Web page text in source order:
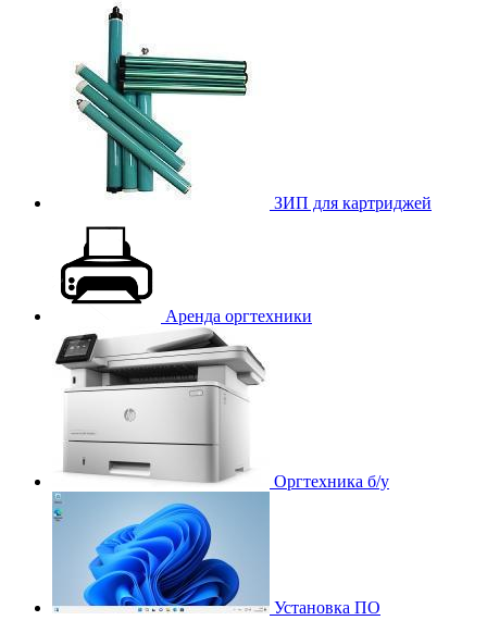
ЗИП для картриджей
Аренда оргтехники
Оргтехника б/у
Установка ПО